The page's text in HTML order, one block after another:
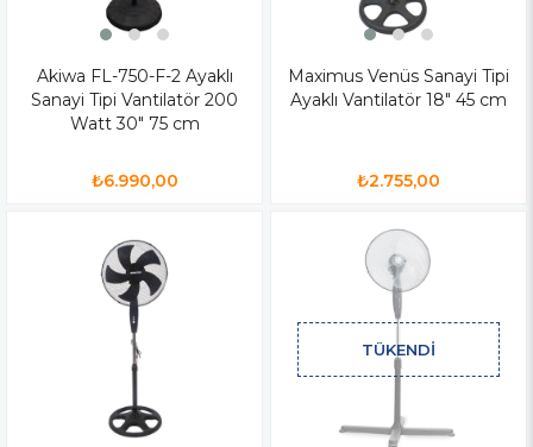
Akiwa FL-750-F-2 Ayaklı
Sanayi Tipi Vantilatör 200
Watt 30" 75 cm
₺6.990,00
Maximus Venüs Sanayi Tipi
Ayaklı Vantilatör 18" 45 cm
₺2.755,00
TÜKENDI